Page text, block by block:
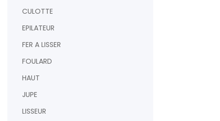
CULOTTE
EPILATEUR
FER A LISSER
FOULARD
HAUT
JUPE
LISSEUR